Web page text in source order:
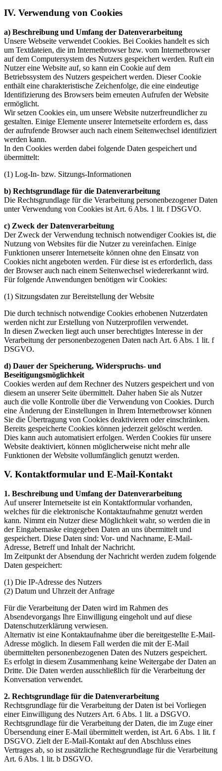
IV. Verwendung von Cookies
a) Beschreibung und Umfang der Datenverarbeitung
Unsere Webseite verwendet Cookies. Bei Cookies handelt es sich
um Textdateien, die im Internetbrowser bzw. vom Internetbrowser
auf dem Computersystem des Nutzers gespeichert werden. Ruft ein
Nutzer eine Website auf, so kann ein Cookie auf dem
Betriebssystem des Nutzers gespeichert werden. Dieser Cookie
enthält eine charakteristische Zeichenfolge, die eine eindeutige
Identifizierung des Browsers beim erneuten Aufrufen der Website
ermöglicht.
Wir setzen Cookies ein, um unsere Website nutzerfreundlicher zu
gestalten. Einige Elemente unserer Internetseite erfordern es, dass
der aufrufende Browser auch nach einem Seitenwechsel identifiziert
werden kann.
In den Cookies werden dabei folgende Daten gespeichert und
übermittelt:
(1) Log-In- bzw. Sitzungs-Informationen
b) Rechtsgrundlage für die Datenverarbeitung
Die Rechtsgrundlage für die Verarbeitung personenbezogener Daten
unter Verwendung von Cookies ist Art. 6 Abs. 1 lit. f DSGVO.
c) Zweck der Datenverarbeitung
Der Zweck der Verwendung technisch notwendiger Cookies ist, die
Nutzung von Websites für die Nutzer zu vereinfachen. Einige
Funktionen unserer Internetseite können ohne den Einsatz von
Cookies nicht angeboten werden. Für diese ist es erforderlich, dass
der Browser auch nach einem Seitenwechsel wiedererkannt wird.
Für folgende Anwendungen benötigen wir Cookies:
(1) Sitzungsdaten zur Bereitstellung der Website
Die durch technisch notwendige Cookies erhobenen Nutzerdaten
werden nicht zur Erstellung von Nutzerprofilen verwendet.
In diesen Zwecken liegt auch unser berechtigtes Interesse in der
Verarbeitung der personenbezogenen Daten nach Art. 6 Abs. 1 lit. f
DSGVO.
d) Dauer der Speicherung, Widerspruchs- und
Beseitigungsmöglichkeit
Cookies werden auf dem Rechner des Nutzers gespeichert und von
diesem an unserer Seite übermittelt. Daher haben Sie als Nutzer
auch die volle Kontrolle über die Verwendung von Cookies. Durch
eine Änderung der Einstellungen in Ihrem Internetbrowser können
Sie die Übertragung von Cookies deaktivieren oder einschränken.
Bereits gespeicherte Cookies können jederzeit gelöscht werden.
Dies kann auch automatisiert erfolgen. Werden Cookies für unsere
Website deaktiviert, können möglicherweise nicht mehr alle
Funktionen der Website vollumfänglich genutzt werden.
V. Kontaktformular und E-Mail-Kontakt
1. Beschreibung und Umfang der Datenverarbeitung
Auf unserer Internetseite ist ein Kontaktformular vorhanden,
welches für die elektronische Kontaktaufnahme genutzt werden
kann. Nimmt ein Nutzer diese Möglichkeit wahr, so werden die in
der Eingabemaske eingegeben Daten an uns übermittelt und
gespeichert. Diese Daten sind: Vor- und Nachname, E-Mail-
Adresse, Betreff und Inhalt der Nachricht.
Im Zeitpunkt der Absendung der Nachricht werden zudem folgende
Daten gespeichert:
(1) Die IP-Adresse des Nutzers
(2) Datum und Uhrzeit der Anfrage
Für die Verarbeitung der Daten wird im Rahmen des
Absendevorgangs Ihre Einwilligung eingeholt und auf diese
Datenschutzerklärung verwiesen.
Alternativ ist eine Kontaktaufnahme über die bereitgestellte E-Mail-
Adresse möglich. In diesem Fall werden die mit der E-Mail
übermittelten personenbezogenen Daten des Nutzers gespeichert.
Es erfolgt in diesem Zusammenhang keine Weitergabe der Daten an
Dritte. Die Daten werden ausschließlich für die Verarbeitung der
Konversation verwendet.
2. Rechtsgrundlage für die Datenverarbeitung
Rechtsgrundlage für die Verarbeitung der Daten ist bei Vorliegen
einer Einwilligung des Nutzers Art. 6 Abs. 1 lit. a DSGVO.
Rechtsgrundlage für die Verarbeitung der Daten, die im Zuge einer
Übersendung einer E-Mail übermittelt werden, ist Art. 6 Abs. 1 lit. f
DSGVO. Zielt der E-Mail-Kontakt auf den Abschluss eines
Vertrages ab, so ist zusätzliche Rechtsgrundlage für die Verarbeitung
Art. 6 Abs. 1 lit. b DSGVO.